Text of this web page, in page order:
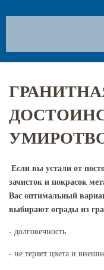
Если вы устали от
зачисток и покрасок
Вас оптимальный
выбирают ограды из
- долговечность
- не теряет цвета и